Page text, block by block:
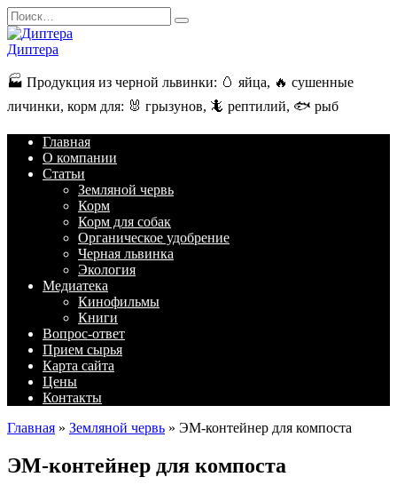
Перейти
к
содержанию
Search
for:
Диптера
🏭️ Продукция из черной львинки: 🥚 яйца, 🔥 сушенные
личинки, корм для: 🐰 грызунов, 🦎 рептилий, 🐟 рыб
Главная
О компании
Статьи
Земляной червь
Корм
Корм для собак
Органическое удобрение
Черная львинка
Экология
Медиатека
Кинофильмы
Книги
Вопрос-ответ
Прием сырья
Карта сайта
Цены
Контакты
Главная » Земляной червь » ЭМ-контейнер для компоста
ЭМ-контейнер для компоста